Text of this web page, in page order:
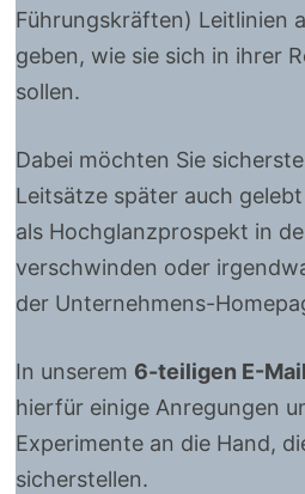
Führungskräften) Leitlinien
geben, wie sie sich in ihrer
sollen.
Dabei möchten Sie
Leitsätze später auch
als Hochglanzprospekt in
verschwinden oder
der Unternehmens-
In unserem 6-teiligen E-
hierfür einige Anregungen
Experimente an die Hand,
sicherstellen.